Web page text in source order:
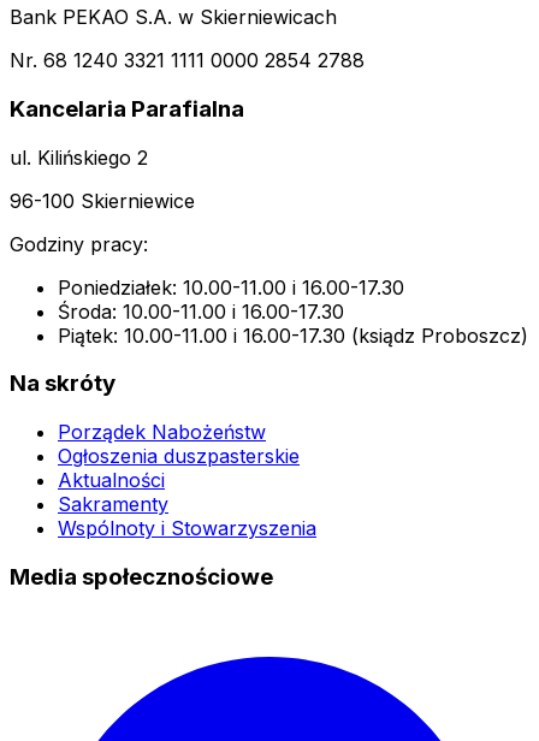
Bank PEKAO S.A. w Skierniewicach
Nr. 68 1240 3321 1111 0000 2854 2788
Kancelaria Parafialna
ul. Kilińskiego 2
96-100 Skierniewice
Godziny pracy:
Poniedziałek: 10.00-11.00 i 16.00-17.30
Środa: 10.00-11.00 i 16.00-17.30
Piątek: 10.00-11.00 i 16.00-17.30 (ksiądz Proboszcz)
Na skróty
Porządek Nabożeństw
Ogłoszenia duszpasterskie
Aktualności
Sakramenty
Wspólnoty i Stowarzyszenia
Media społecznościowe